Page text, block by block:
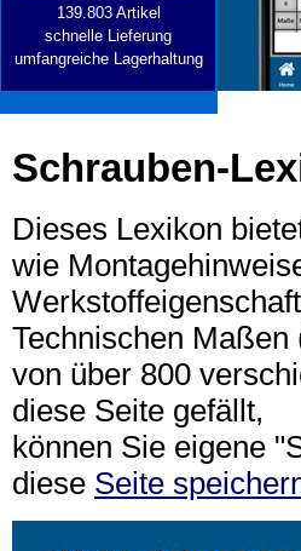
139.803 Artikel
schnelle Lieferung
umfangreiche Lagerhaltung
Schrauben-
Dieses Lexikon
wie
Technischen Maßen
von über 800
diese Seite gefällt,
können Sie eigene
diese Seite